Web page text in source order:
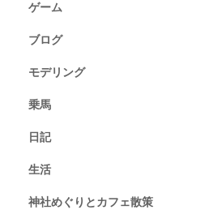
ゲーム
ブログ
モデリング
乗馬
日記
生活
神社めぐりとカフェ散策